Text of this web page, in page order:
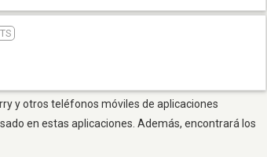
y otros teléfonos móviles de aplicaciones
en estas aplicaciones. Además, encontrará los